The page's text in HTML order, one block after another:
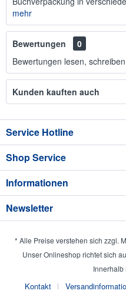
mehr
Bewertungen
0
Bewertungen lesen,
Kunden kauften auch
Service Hotline
Shop Service
Informationen
Newsletter
* Alle Preise verstehen sich zzgl.
Unser Onlineshop richtet sich
Innerhalb
Kontakt